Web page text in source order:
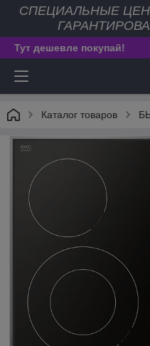
СПЕЦИАЛЬНЫЕ
Тут дешевле покупай!
Каталог товаров